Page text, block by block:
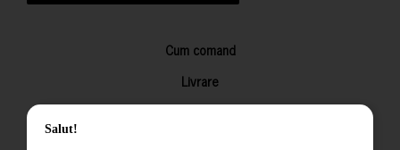
Cum comand
Livrare
Returnarea produselor
Salut!